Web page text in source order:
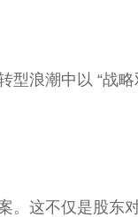
浪潮中以 “战
。这不仅是股东